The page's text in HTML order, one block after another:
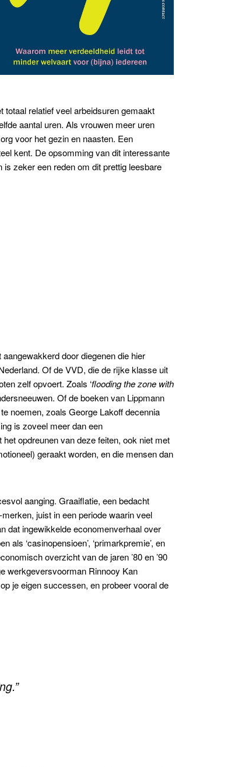
relatief veel arbeidsuren gemaakt
aantal uren. Als vrouwen meer uren
voor het gezin en naasten. Een
kent. De opsomming van dit interessante
zeker een reden om dit prettig leesbare
door diegenen die hier
Of de VVD, die de rijke klasse uit
zelf opvoert. Zoals ‘flooding the zone with
Of de boeken van Lippmann
noemen, zoals George Lakoff decennia
is zoveel meer dan een
opdreunen van deze feiten, ook niet met
geraakt worden, en die mensen dan
aanging. Graaiflatie, een bedacht
juist in een periode waarin veel
dat ingewikkelde economenverhaal over
‘casinopensioen’, ‘primarkpremie’, en
overzicht van de jaren ’80 en ’90
werkgeversvoorman Rinnooy Kan
je eigen successen, en probeer vooral de